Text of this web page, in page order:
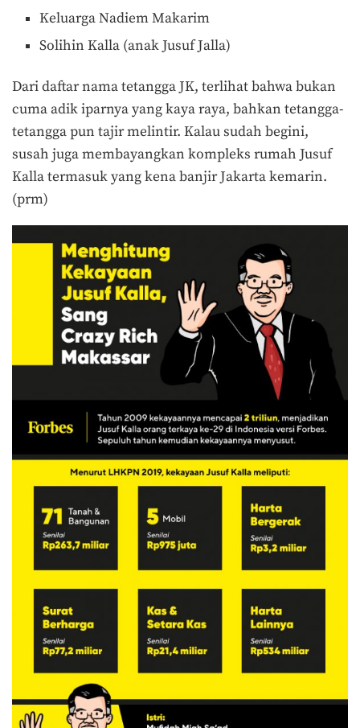
Keluarga Nadiem Makarim
Solihin Kalla (anak Jusuf Jalla)
Dari daftar nama tetangga JK, terlihat bahwa bukan
cuma adik iparnya yang kaya raya, bahkan tetangga-
tetangga pun tajir melintir. Kalau sudah begini,
susah juga membayangkan kompleks rumah Jusuf
Kalla termasuk yang kena banjir Jakarta kemarin.
(prm)